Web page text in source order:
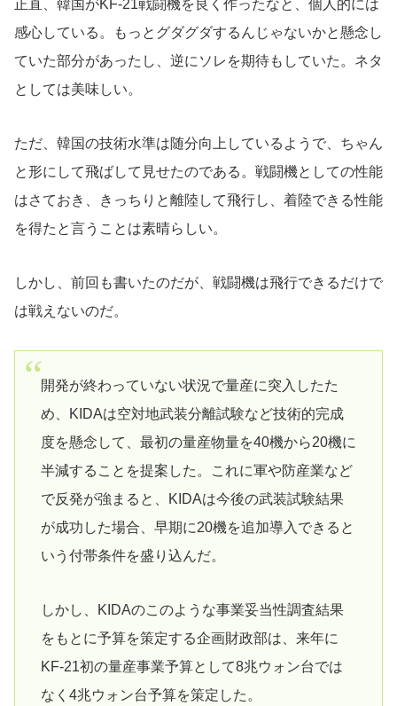
正直、韓国がKF-21戦闘機を良く作ったなと、個人的には
感心している。もっとグダグダするんじゃないかと懸念し
ていた部分があったし、逆にソレを期待もしていた。ネタ
としては美味しい。
ただ、韓国の技術水準は随分向上しているようで、ちゃん
と形にして飛ばして見せたのである。戦闘機としての性能
はさておき、きっちりと離陸して飛行し、着陸できる性能
を得たと言うことは素晴らしい。
しかし、前回も書いたのだが、戦闘機は飛行できるだけで
は戦えないのだ。
開発が終わっていない状況で量産に突入したた
め、KIDAは空対地武装分離試験など技術的完成
度を懸念して、最初の量産物量を40機から20機に
半減することを提案した。これに軍や防産業など
で反発が強まると、KIDAは今後の武装試験結果
が成功した場合、早期に20機を追加導入できると
いう付帯条件を盛り込んだ。
しかし、KIDAのこのような事業妥当性調査結果
をもとに予算を策定する企画財政部は、来年に
KF-21初の量産事業予算として8兆ウォン台では
なく4兆ウォン台予算を策定した。